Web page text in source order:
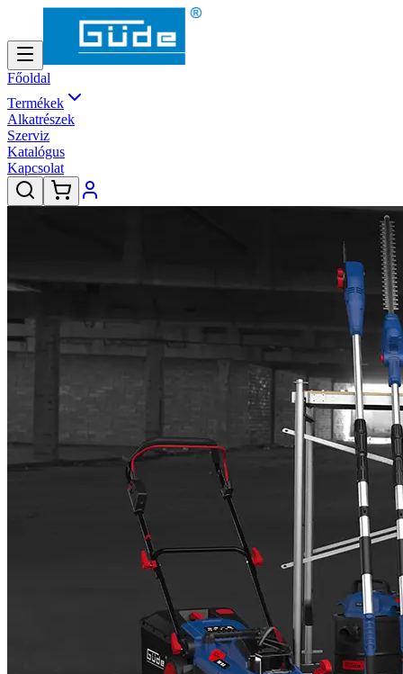
Főoldal
Termékek
Alkatrészek
Szerviz
Katalógus
Kapcsolat